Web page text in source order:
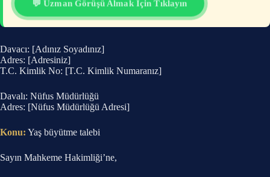
💬 Uzman Görüşü Almak İçin Tıklayın
Davacı: [Adınız Soyadınız]
Adres: [Adresiniz]
T.C. Kimlik No: [T.C. Kimlik Numaranız]
Davalı: Nüfus Müdürlüğü
Adres: [Nüfus Müdürlüğü Adresi]
Konu: Yaş büyütme talebi
Sayın Mahkeme Hakimliği’ne,